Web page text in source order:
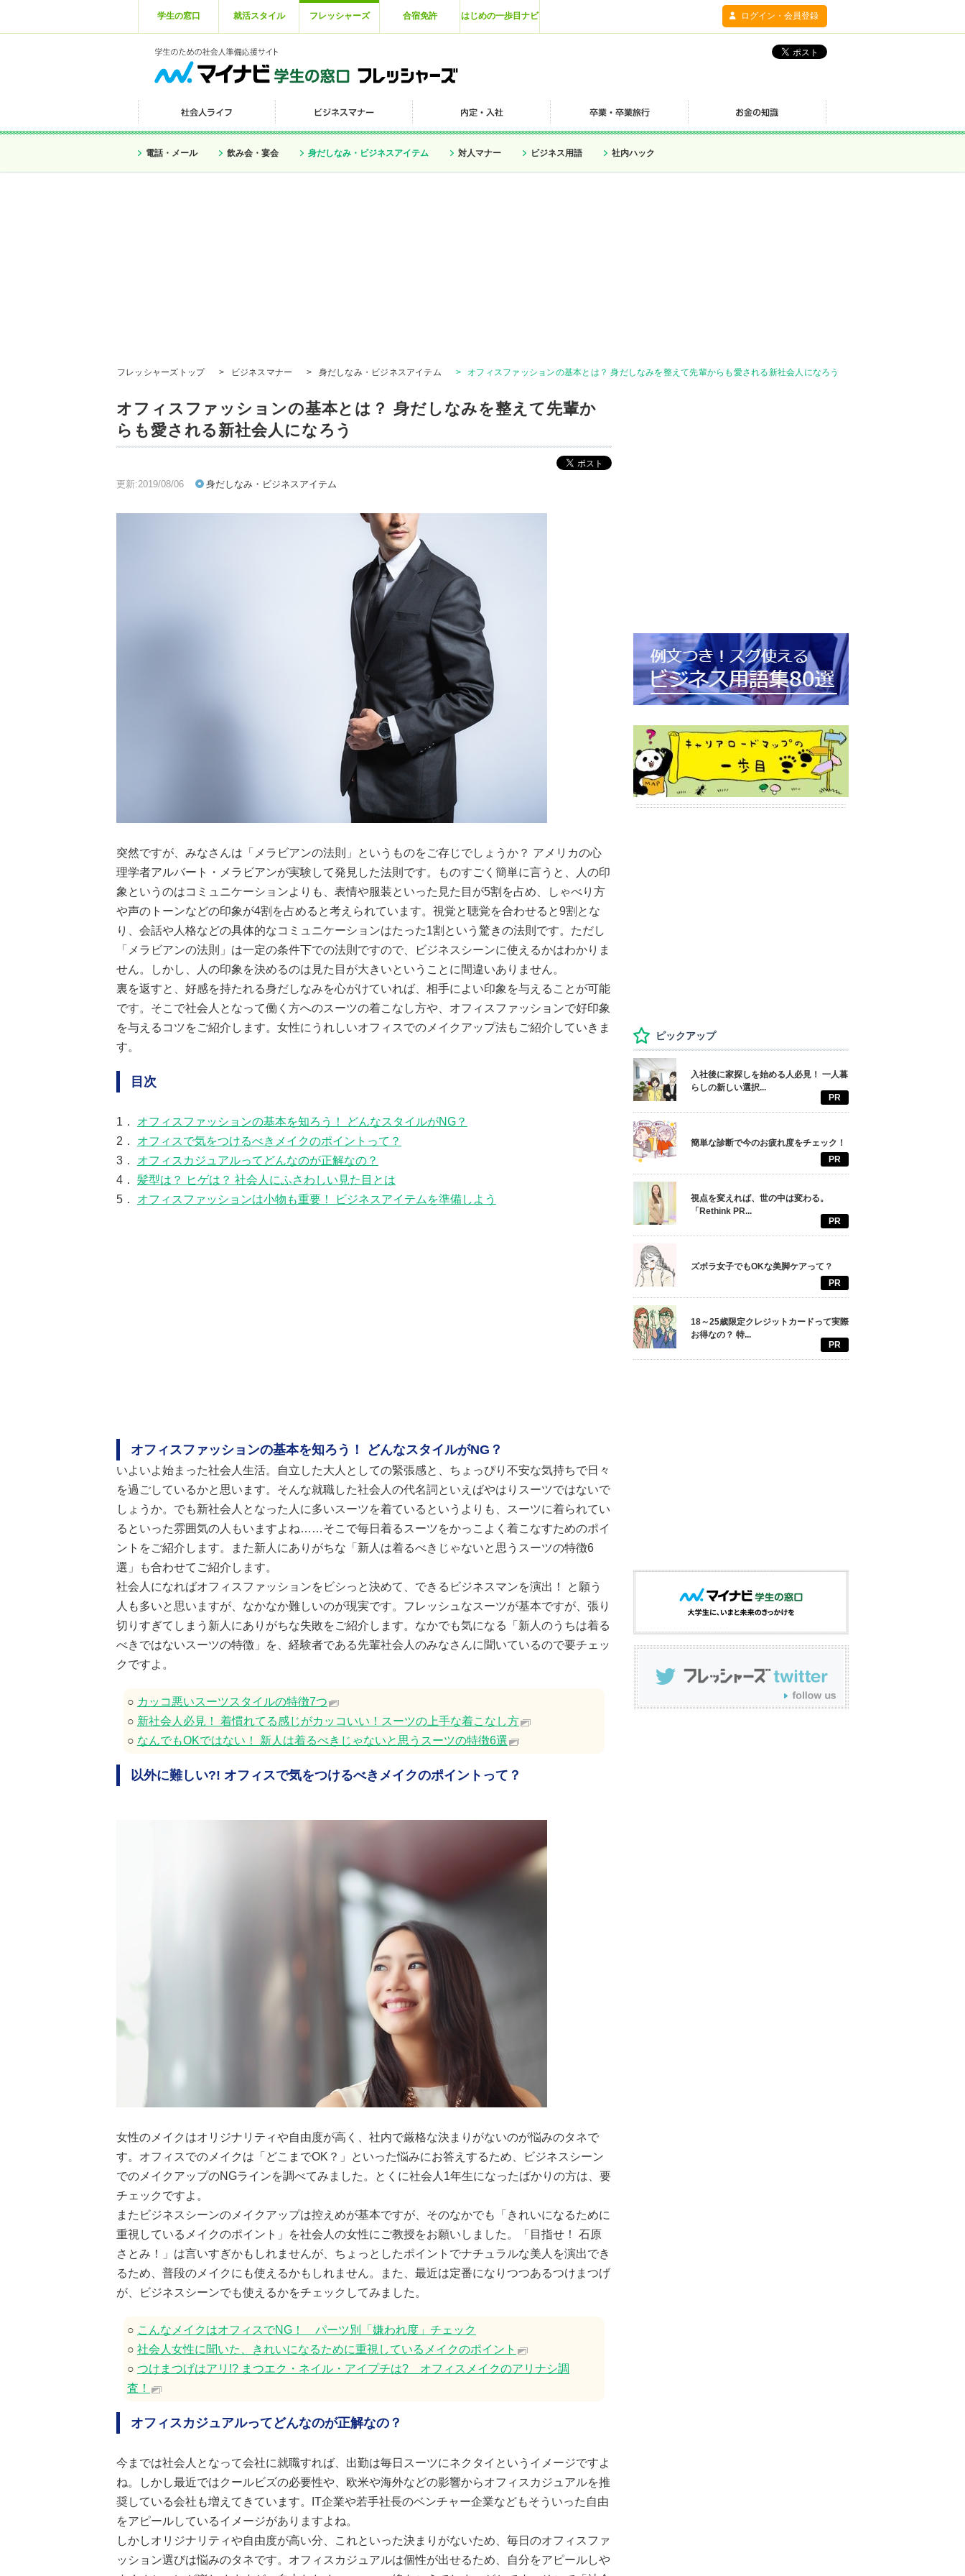
学生の窓口 就活スタイル フレッシャーズ 合宿免許 はじめの一歩目ナビ ログイン・会員登録
電話・メール 飲み会・宴会 身だしなみ・ビジネスアイテム 対人マナー ビジネス用語 社内ハック
フレッシャーズトップ > ビジネスマナー > 身だしなみ・ビジネスアイテム > オフィスファッションの基本とは？ 身だしなみを整えて先輩からも愛される新社会人になろう
オフィスファッションの基本とは？ 身だしなみを整えて先輩か
らも愛される新社会人になろう
更新:2019/08/06 身だしなみ・ビジネスアイテム
突然ですが、みなさんは「メラビアンの法則」というものをご存じでしょうか？ アメリカの心
理学者アルバート・メラビアンが実験して発見した法則です。ものすごく簡単に言うと、人の印
象というのはコミュニケーションよりも、表情や服装といった見た目が5割を占め、しゃべり方
や声のトーンなどの印象が4割を占めると考えられています。視覚と聴覚を合わせると9割とな
り、会話や人格などの具体的なコミュニケーションはたった1割という驚きの法則です。ただし
「メラビアンの法則」は一定の条件下での法則ですので、ビジネスシーンに使えるかはわかりま
せん。しかし、人の印象を決めるのは見た目が大きいということに間違いありません。
裏を返すと、好感を持たれる身だしなみを心がけていれば、相手によい印象を与えることが可能
です。そこで社会人となって働く方へのスーツの着こなし方や、オフィスファッションで好印象
を与えるコツをご紹介します。女性にうれしいオフィスでのメイクアップ法もご紹介していきま
す。
目次
1． オフィスファッションの基本を知ろう！ どんなスタイルがNG？
2． オフィスで気をつけるべきメイクのポイントって？
3． オフィスカジュアルってどんなのが正解なの？
4． 髪型は？ ヒゲは？ 社会人にふさわしい見た目とは
5． オフィスファッションは小物も重要！ ビジネスアイテムを準備しよう
オフィスファッションの基本を知ろう！ どんなスタイルがNG？
いよいよ始まった社会人生活。自立した大人としての緊張感と、ちょっぴり不安な気持ちで日々
を過ごしているかと思います。そんな就職した社会人の代名詞といえばやはりスーツではないで
しょうか。でも新社会人となった人に多いスーツを着ているというよりも、スーツに着られてい
るといった雰囲気の人もいますよね……そこで毎日着るスーツをかっこよく着こなすためのポイ
ントをご紹介します。また新人にありがちな「新人は着るべきじゃないと思うスーツの特徴6
選」も合わせてご紹介します。
社会人になればオフィスファッションをビシっと決めて、できるビジネスマンを演出！ と願う
人も多いと思いますが、なかなか難しいのが現実です。フレッシュなスーツが基本ですが、張り
切りすぎてしまう新人にありがちな失敗をご紹介します。なかでも気になる「新人のうちは着る
べきではないスーツの特徴」を、経験者である先輩社会人のみなさんに聞いているので要チェッ
クですよ。
○ カッコ悪いスーツスタイルの特徴7つ
○ 新社会人必見！ 着慣れてる感じがカッコいい！スーツの上手な着こなし方
○ なんでもOKではない！ 新人は着るべきじゃないと思うスーツの特徴6選
以外に難しい?! オフィスで気をつけるべきメイクのポイントって？
女性のメイクはオリジナリティや自由度が高く、社内で厳格な決まりがないのが悩みのタネで
す。オフィスでのメイクは「どこまでOK？」といった悩みにお答えするため、ビジネスシーン
でのメイクアップのNGラインを調べてみました。とくに社会人1年生になったばかりの方は、要
チェックですよ。
またビジネスシーンのメイクアップは控えめが基本ですが、そのなかでも「きれいになるために
重視しているメイクのポイント」を社会人の女性にご教授をお願いしました。「目指せ！ 石原
さとみ！」は言いすぎかもしれませんが、ちょっとしたポイントでナチュラルな美人を演出でき
るため、普段のメイクにも使えるかもしれません。また、最近は定番になりつつあるつけまつげ
が、ビジネスシーンでも使えるかをチェックしてみました。
○ こんなメイクはオフィスでNG！ パーツ別「嫌われ度」チェック
○ 社会人女性に聞いた、きれいになるために重視しているメイクのポイント
○ つけまつげはアリ!? まつエク・ネイル・アイプチは? オフィスメイクのアリナシ調
査！
オフィスカジュアルってどんなのが正解なの？
今までは社会人となって会社に就職すれば、出勤は毎日スーツにネクタイというイメージですよ
ね。しかし最近ではクールビズの必要性や、欧米や海外などの影響からオフィスカジュアルを推
奨している会社も増えてきています。IT企業や若手社長のベンチャー企業などもそういった自由
をアピールしているイメージがありますよね。
しかしオリジナリティや自由度が高い分、これといった決まりがないため、毎日のオフィスファ
ッション選びは悩みのタネです。オフィスカジュアルは個性が出せるため、自分をアピールしや
ピックアップ
入社後に家探しを始める人必見！ 一人暮
らしの新しい選択...
PR
簡単な診断で今のお疲れ度をチェック！
PR
視点を変えれば、世の中は変わる。
「Rethink PR...
PR
ズボラ女子でもOKな美脚ケアって？
PR
18～25歳限定クレジットカードって実際
お得なの？ 特...
PR